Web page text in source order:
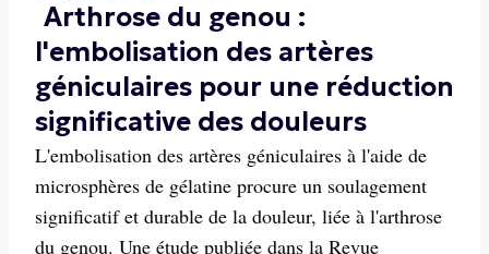
Arthrose du genou :
l'embolisation des artères
géniculaires pour une réduction
significative des douleurs
L'embolisation des artères géniculaires à l'aide de
microsphères de gélatine procure un soulagement
significatif et durable de la douleur, liée à l'arthrose
du genou. Une étude publiée dans la Revue